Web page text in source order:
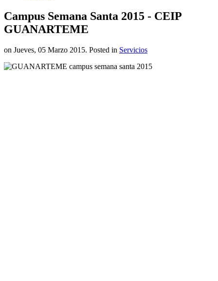
Campus Semana Santa 2015 - CEIP
GUANARTEME
on Jueves, 05 Marzo 2015. Posted in Servicios